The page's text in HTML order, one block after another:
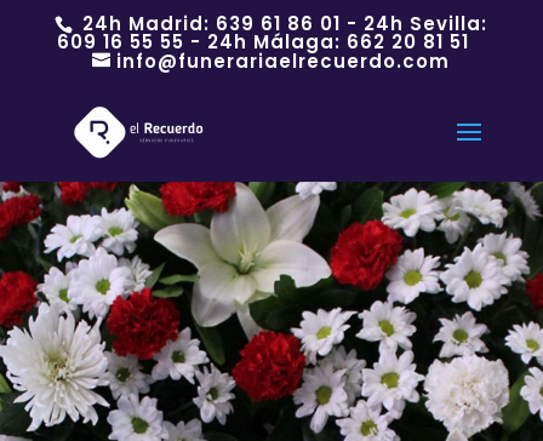
24h Madrid: 639 61 86 01 - 24h Sevilla:
609 16 55 55 - 24h Málaga: 662 20 81 51
info@funerariaelrecuerdo.com